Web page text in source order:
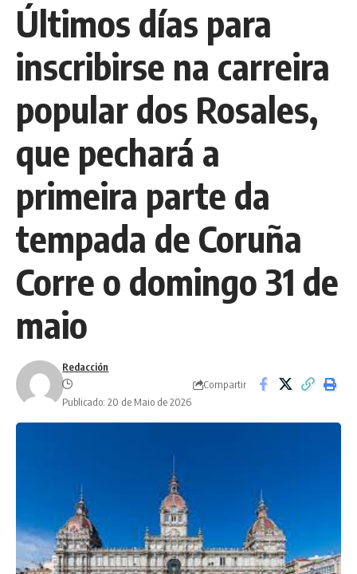
Últimos días para
inscribirse na carreira
popular dos Rosales,
que pechará a
primeira parte da
tempada de Coruña
Corre o domingo 31 de
maio
Redacción
Publicado: 20 de Maio de 2026
Compartir